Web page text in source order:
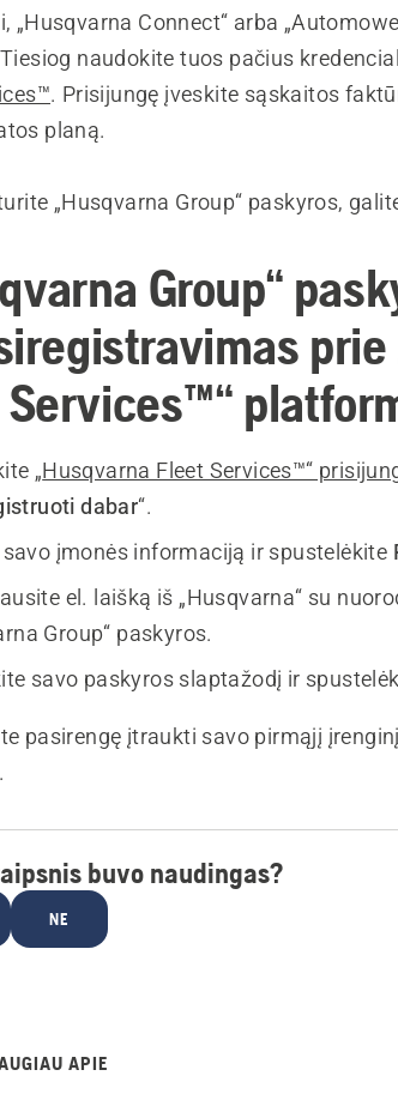
„Husqvarna Connect“ arba
naudokite tuos pačius
. Prisijungę įveskite sąskaitos
planą.
„Husqvarna Group“ paskyros,
Group“
prie
Services™“
„Husqvarna Fleet Services™“
dabar“.
įmonės informaciją ir spustelėkite
el. laišką iš „Husqvarna“ su
Group“ paskyros.
savo paskyros slaptažodį ir
pasirengę įtraukti savo pirmąjį
buvo naudingas?
NE
APIE